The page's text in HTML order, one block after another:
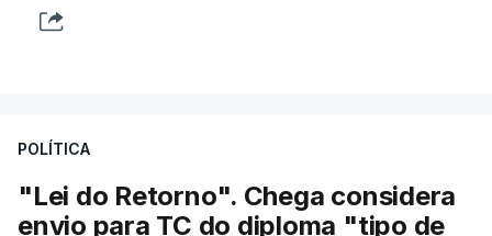
POLÍTICA
"Lei do Retorno". Chega considera
envio para TC do diploma "tipo de